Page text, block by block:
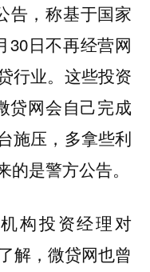
告，称基于国家
30日不再经营网
行业。这些投资
贷网会自己完成
施压，多拿些利
是警方公告。
构投资经理对
解，微贷网也曾